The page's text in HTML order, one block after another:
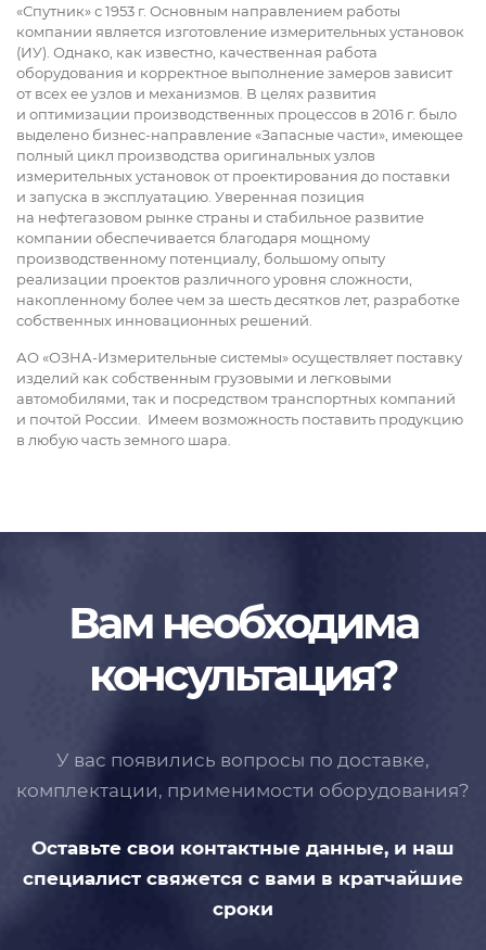
«Спутник» с 1953 г. Основным направлением работы
компании является изготовление измерительных установок
(ИУ). Однако, как известно, качественная работа
оборудования и корректное выполнение замеров зависит
от всех ее узлов и механизмов. В целях развития
и оптимизации производственных процессов в 2016 г. было
выделено бизнес-направление «Запасные части», имеющее
полный цикл производства оригинальных узлов
измерительных установок от проектирования до поставки
и запуска в эксплуатацию. Уверенная позиция
на нефтегазовом рынке страны и стабильное развитие
компании обеспечивается благодаря мощному
производственному потенциалу, большому опыту
реализации проектов различного уровня сложности,
накопленному более чем за шесть десятков лет, разработке
собственных инновационных решений.
АО «ОЗНА-Измерительные системы» осуществляет поставку
изделий как собственным грузовыми и легковыми
автомобилями, так и посредством транспортных компаний
и почтой России. Имеем возможность поставить продукцию
в любую часть земного шара.
Вам необходима
консультация?
У вас появились вопросы по доставке,
комплектации, применимости оборудования?
Оставьте свои контактные данные, и наш
специалист свяжется с вами в кратчайшие
сроки